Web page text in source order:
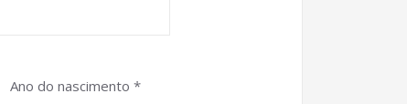
Ano do nascimento *